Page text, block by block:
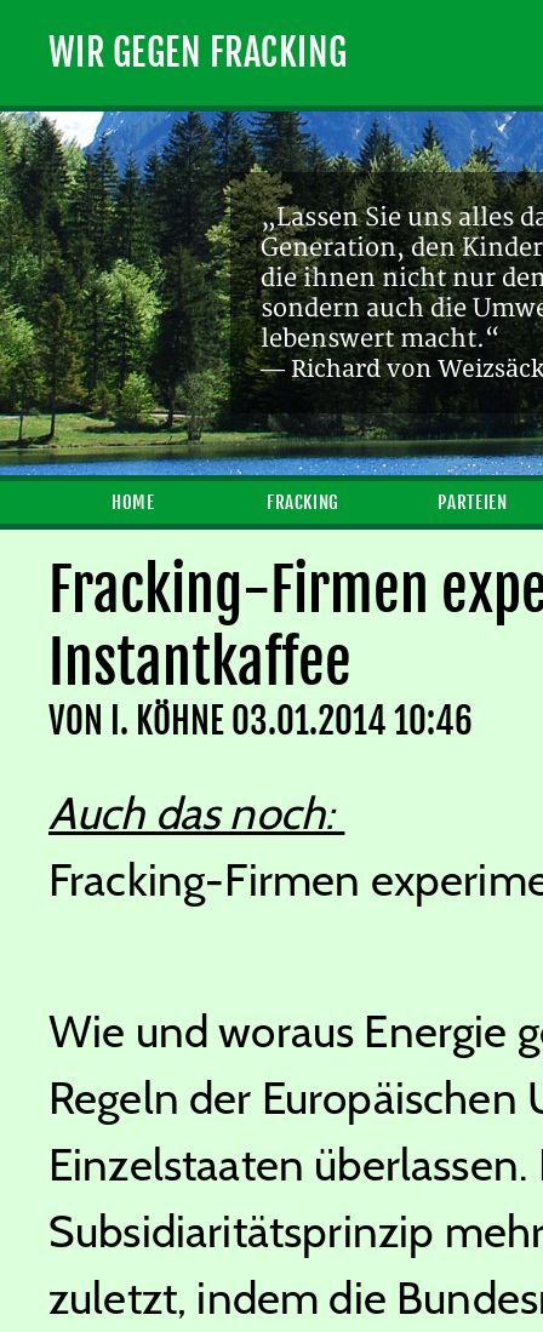
WIR GEGEN FRACKING
„Lassen Sie uns alles
Generation, den
die ihnen nicht nur
sondern auch die
lebenswert macht.“
— Richard von
HOME FRACKING PARTEIEN
Fracking-Firmen
Instantkaffee
VON I. KÖHNE03.01.2014 10:46
Auch das noch:
Fracking-Firmen
Wie und woraus Energie
Regeln der
Einzelstaaten
Subsidiaritätsprinzip
zuletzt, indem die